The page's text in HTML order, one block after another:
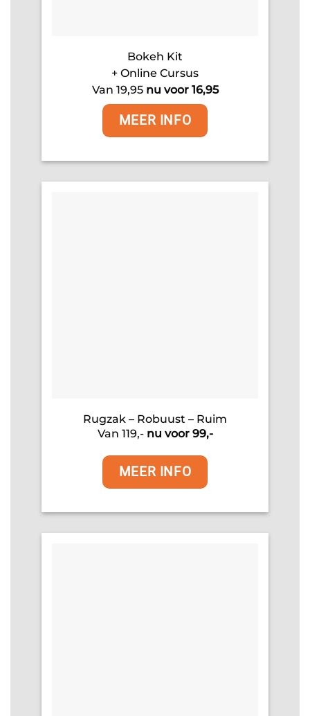
Bokeh Kit
+ Online Cursus
Van 19,95 nu voor 16,95
MEER INFO
Rugzak – Robuust – Ruim
Van 119,- nu voor 99,-
MEER INFO